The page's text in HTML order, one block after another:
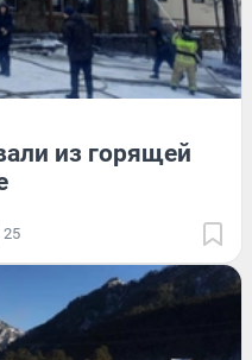
из горящей
25